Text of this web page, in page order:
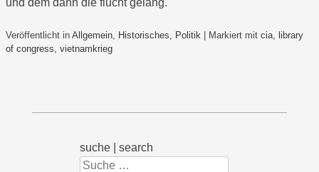
und dem dann die flucht gelang.
Veröffentlicht in Allgemein, Historisches, Politik Markiert mit cia, library
of congress, vietnamkrieg
suche | search
Suchen